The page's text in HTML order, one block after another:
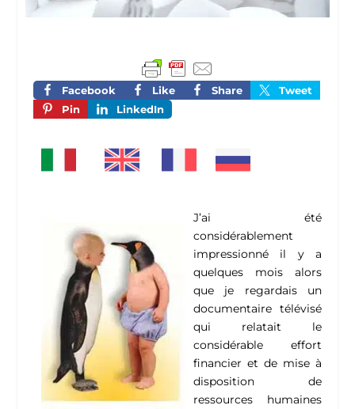
Facebook Like Share
Tweet
Pin
LinkedIn
J’ai été
considérablement
impressionné il y a
quelques mois alors
que je regardais un
documentaire télévisé
qui relatait le
considérable effort
financier et de mise à
disposition de
ressources humaines